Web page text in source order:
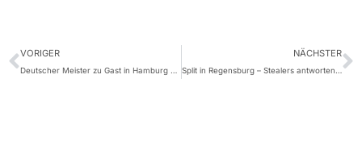
VORIGER NÄCHSTER